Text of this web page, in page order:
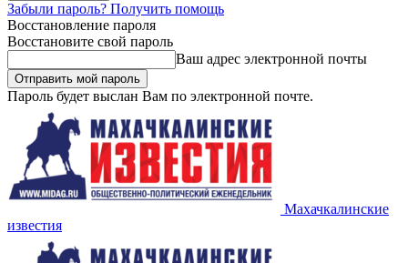
Забыли пароль? Получить помощь
Восстановление пароля
Восстановите свой пароль
Ваш адрес электронной почты
Пароль будет выслан Вам по электронной почте.
Махачкалинские
известия